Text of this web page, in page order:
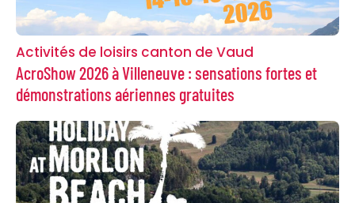
Activités de loisirs canton de Vaud
AcroShow 2026 à Villeneuve : sensations fortes et
démonstrations aériennes gratuites